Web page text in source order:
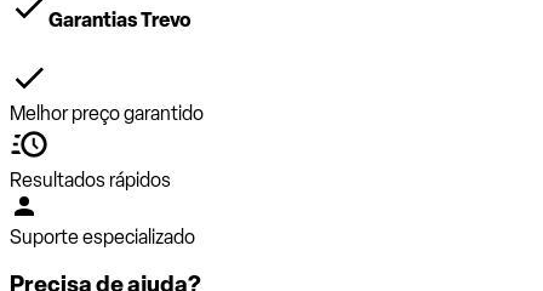
Garantias Trevo
Melhor preço garantido
Resultados rápidos
Suporte especializado
Precisa de ajuda?